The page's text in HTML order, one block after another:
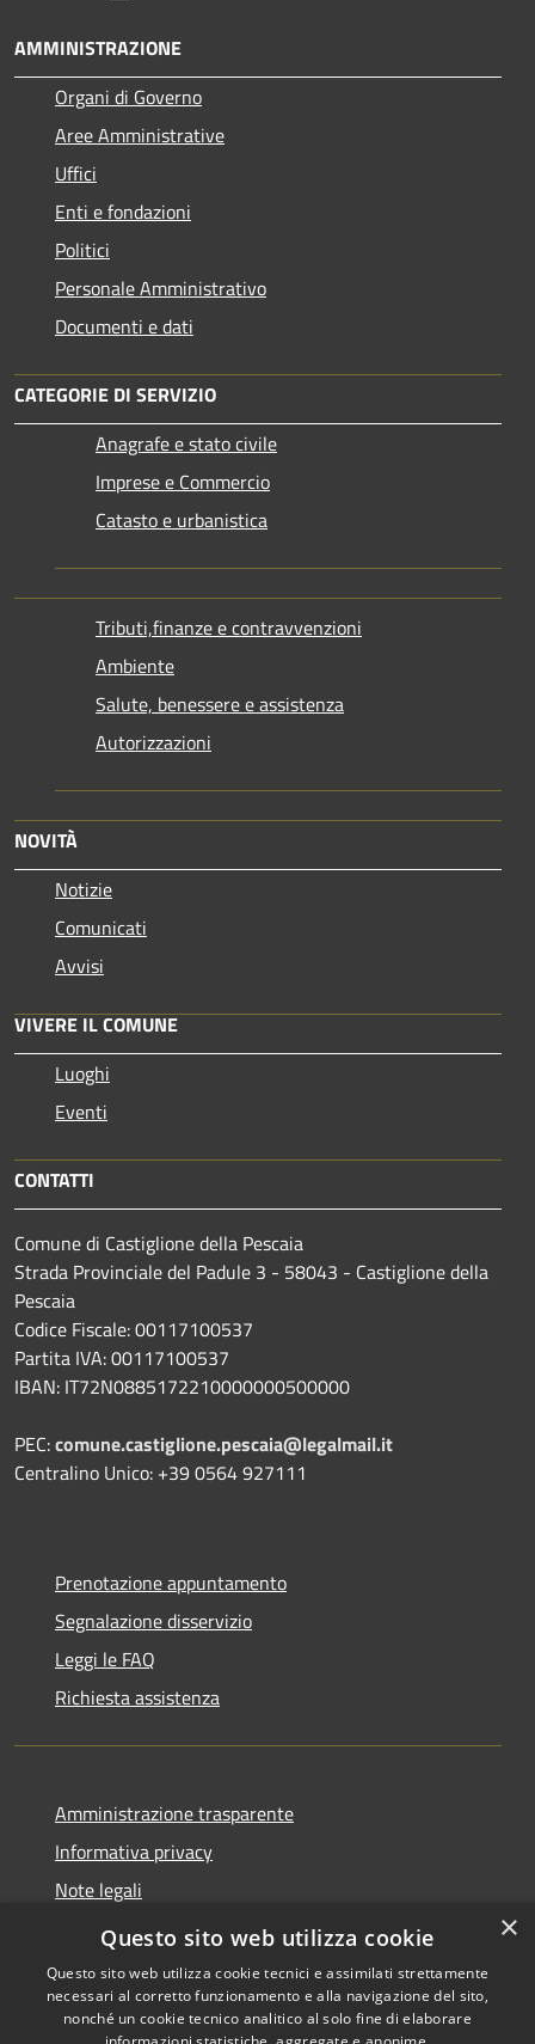
AMMINISTRAZIONE
Organi di Governo
Aree Amministrative
Uffici
Enti e fondazioni
Politici
Personale Amministrativo
Documenti e dati
CATEGORIE DI SERVIZIO
Anagrafe e stato civile
Imprese e Commercio
Catasto e urbanistica
Tributi,finanze e contravvenzioni
Ambiente
Salute, benessere e assistenza
Autorizzazioni
NOVITÀ
Notizie
Comunicati
Avvisi
VIVERE IL COMUNE
Luoghi
Eventi
CONTATTI
Comune di Castiglione della Pescaia
Strada Provinciale del Padule 3 - 58043 - Castiglione della
Pescaia
Codice Fiscale: 00117100537
Partita IVA: 00117100537
IBAN: IT72N0885172210000000500000
PEC:comune.castiglione.pescaia@legalmail.it
Centralino Unico: +39 0564 927111
Prenotazione appuntamento
Segnalazione disservizio
Leggi le FAQ
Richiesta assistenza
Amministrazione trasparente
Informativa privacy
Note legali
Dichiarazione di accessibilità
×
Questo sito web utilizza cookie
Questo sito web utilizza cookie tecnici e assimilati strettamente
necessari al corretto funzionamento e alla navigazione del sito,
nonché un cookie tecnico analitico al solo fine di elaborare